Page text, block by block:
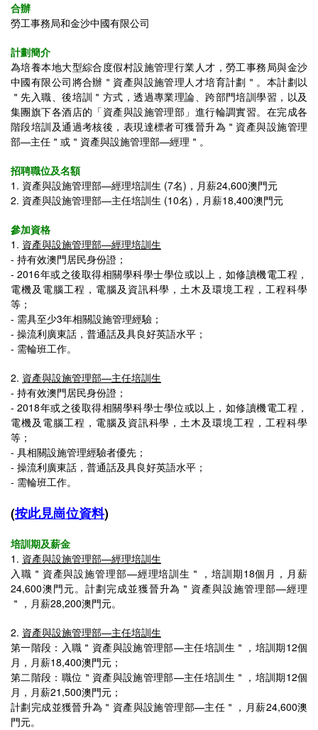
合辦
勞工事務局和金沙中國有限公司
計劃簡介
為培養本地大型綜合度假村設施管理行業人才，勞工事務局與金沙
中國有限公司將合辦＂資產與設施管理人才培育計劃＂。本計劃以
＂先入職、後培訓＂方式，透過專業理論、跨部門培訓學習，以及
集團旗下各酒店的「資產與設施管理部」進行輪調實習。在完成各
階段培訓及通過考核後，表現達標者可獲晉升為＂資產與設施管理
部—主任＂或＂資產與設施管理部—經理＂。
招聘職位及名額
1. 資產與設施管理部—經理培訓生 (7名)，月薪24,600澳門元
2. 資產與設施管理部—主任培訓生 (10名)，月薪18,400澳門元
參加資格
1. 資產與設施管理部—經理培訓生
- 持有效澳門居民身份證；
- 2016年或之後取得相關學科學士學位或以上，如修讀機電工程，
電機及電腦工程，電腦及資訊科學，土木及環境工程，工程科學
等；
- 需具至少3年相關設施管理經驗；
- 操流利廣東話，普通話及具良好英語水平；
- 需輪班工作。
2. 資產與設施管理部—主任培訓生
- 持有效澳門居民身份證；
- 2018年或之後取得相關學科學士學位或以上，如修讀機電工程，
電機及電腦工程，電腦及資訊科學，土木及環境工程，工程科學
等；
- 具相關設施管理經驗者優先；
- 操流利廣東話，普通話及具良好英語水平；
- 需輪班工作。
(按此見崗位資料)
培訓期及薪金
1. 資產與設施管理部—經理培訓生
入職＂ 資產與設施管理部—經理培訓生 ＂，培訓期18個月，月薪
24,600澳門元。 計劃完成並獲晉升為 ＂ 資產與設施管理部—經理
＂， 月薪28,200澳門元。
2. 資產與設施管理部—主任培訓生
第一階段：入職＂ 資產與設施管理部—主任培訓生 ＂，培訓期12個
月，月薪18,400澳門元；
第二階段：職位 ＂資產與設施管理部—主任培訓生＂， 培訓期12個
月， 月薪21,500澳門元；
計劃完成並獲晉升為 ＂ 資產與設施管理部—主任 ＂， 月薪24,600澳
門元。